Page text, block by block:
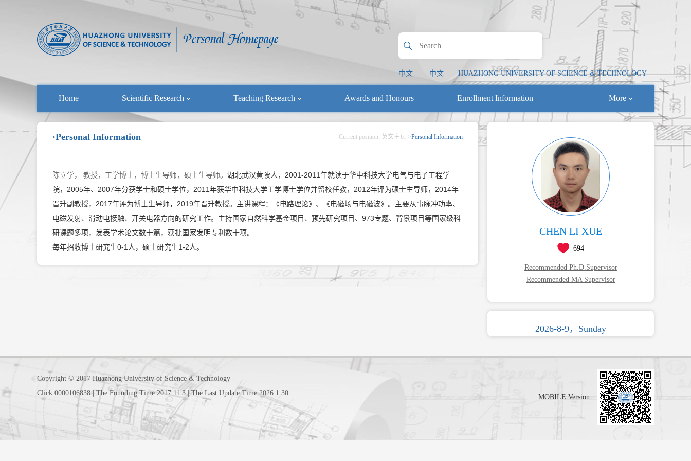
中文 中文 HUAZHONG UNIVERSITY OF SCIENCE & TECHNOLOGY
Home Scientific Research Teaching Research Awards and Honours Enrollment Information More
CHEN LI XUE
694
Recommended Ph.D.Supervisor
Recommended MA Supervisor
2026-8-9，Sunday
·Personal Information Current position: 英文主页 >Personal Information
陈立学， 教授，工学博士，博士生导师，硕士生导师。 湖北武汉黄陂人，2001-2011年就读于华中科技大学电气与电子工程学
院，2005年、2007年分获学士和硕士学位，2011年获华中科技大学工学博士学位并留校任教，2012年评为硕士生导师，2014年
晋升副教授，2017年评为博士生导师，2019年晋升教授。主讲课程：《电路理论》、《电磁场与电磁波》。主要从事脉冲功率、
电磁发射、滑动电接触、开关电器方向的研究工作。主持国家自然科学基金项目、预先研究项目、973专题、背景项目等国家级科
研课题多项，发表学术论文数十篇，获批国家发明专利数十项。
每年招收博士研究生0-1人，硕士研究生1-2人。
Copyright © 2017 Huazhong University of Science & Technology
Click:0000106838| The Founding Time:2017.11.3| The Last Update Time:2026.1.30
MOBILE Version